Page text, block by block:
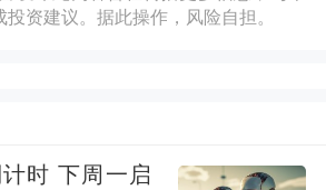
，年内涨幅达176.6%。
度末的持仓主要锚定光
光纤光缆等高景气赛道，
资建议。据此操作，风险自担。
时 下周一启